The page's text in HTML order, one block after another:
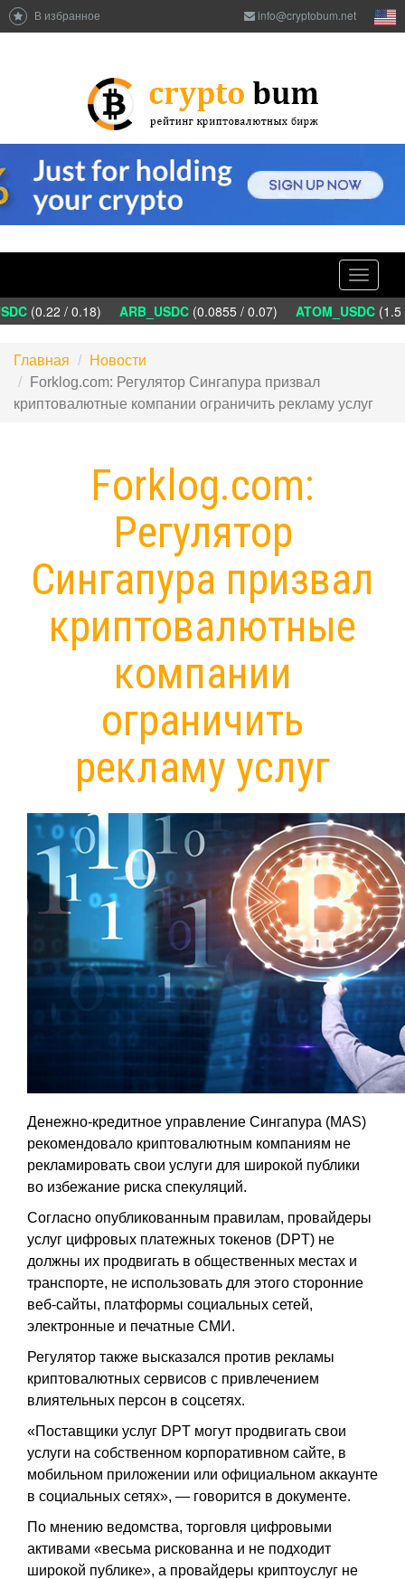
В избранное info@cryptobum.net
Toggle
(0.22 / 0.18) ARB_USDC(0.0855 / 0.07) ATOM_USDC(1.5
Главная
Новости
Forklog.com: Регулятор Сингапура призвал
криптовалютные компании ограничить рекламу услуг
Forklog.com:
Регулятор
Сингапура призвал
криптовалютные
компании
ограничить
рекламу услуг
Денежно-кредитное управление Сингапура (MAS)
рекомендовало криптовалютным компаниям не
рекламировать свои услуги для широкой публики
во избежание риска спекуляций.
Согласно опубликованным правилам, провайдеры
услуг цифровых платежных токенов (DPT) не
должны их продвигать в общественных местах и
транспорте, не использовать для этого сторонние
веб-сайты, платформы социальных сетей,
электронные и печатные СМИ.
Регулятор также высказался против рекламы
криптовалютных сервисов с привлечением
влиятельных персон в соцсетях.
«Поставщики услуг DPT могут продвигать свои
услуги на собственном корпоративном сайте, в
мобильном приложении или официальном аккаунте
в социальных сетях», — говорится в документе.
По мнению ведомства, торговля цифровыми
активами «весьма рискованна и не подходит
широкой публике», а провайдеры криптоуслуг не